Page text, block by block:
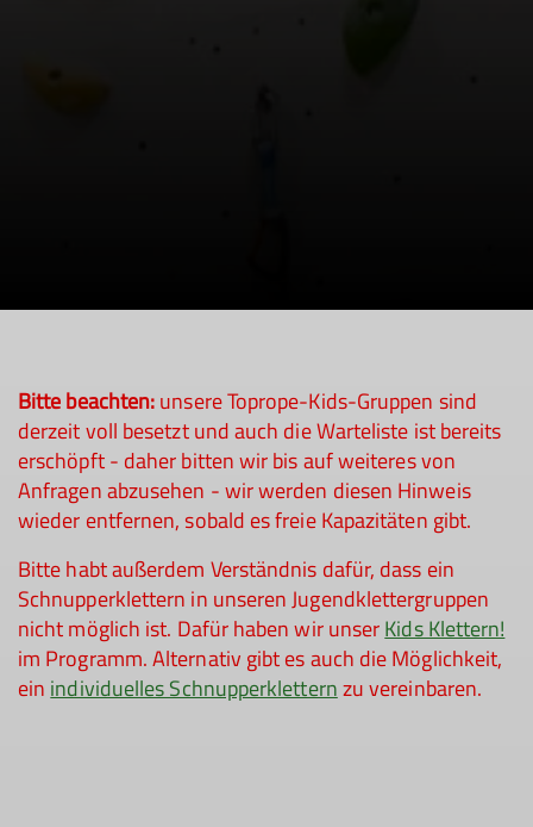
Bitte beachten:unsere Toprope-Kids-Gruppen sind
derzeit voll besetzt und auch die Warteliste ist bereits
erschöpft - daher bitten wir bis auf weiteres von
Anfragen abzusehen - wir werden diesen Hinweis
wieder entfernen, sobald es freie Kapazitäten gibt.
Bitte habt außerdem Verständnis dafür, dass ein
Schnupperklettern in unseren Jugendklettergruppen
nicht möglich ist. Dafür haben wir unserKids Klettern!
im Programm. Alternativ gibt es auch die Möglichkeit,
ein individuelles Schnupperkletternzu vereinbaren.